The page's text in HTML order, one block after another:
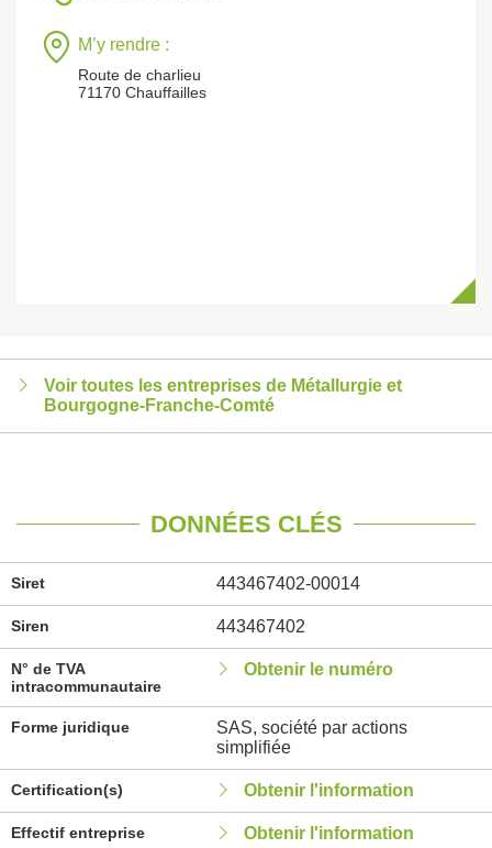
M’y rendre :
Route de charlieu
71170 Chauffailles
Voir toutes les entreprises de Métallurgie et
Bourgogne-Franche-Comté
DONNÉES CLÉS
Siret 443467402-00014
Siren 443467402
N° de TVA
intracommunautaire
Obtenir le numéro
Forme juridique
SAS, société par actions
simplifiée
Certification(s) Obtenir l'information
Effectif entreprise Obtenir l'information